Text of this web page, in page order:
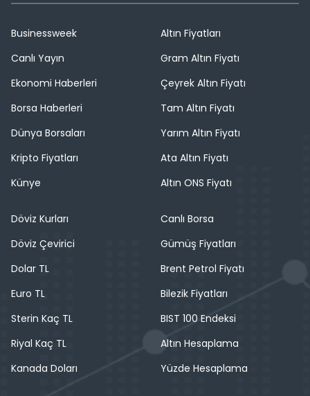
Businessweek
Canlı Yayın
Ekonomi Haberleri
Borsa Haberleri
Dünya Borsaları
Kripto Fiyatları
Künye
Altın Fiyatları
Gram Altın Fiyatı
Çeyrek Altın Fiyatı
Tam Altın Fiyatı
Yarım Altın Fiyatı
Ata Altın Fiyatı
Altın ONS Fiyatı
Döviz Kurları
Döviz Çevirici
Dolar TL
Euro TL
Sterin Kaç TL
Riyal Kaç TL
Kanada Doları
Canlı Borsa
Gümüş Fiyatları
Brent Petrol Fiyatı
Bilezik Fiyatları
BIST 100 Endeksi
Altın Hesaplama
Yüzde Hesaplama